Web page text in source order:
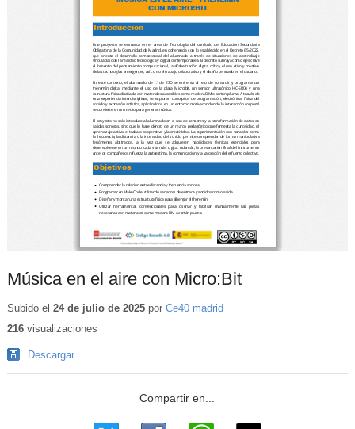
Música en el aire con Micro:Bit
Subido el 24 de julio de 2025por Ce40 madrid
216visualizaciones
Descargar